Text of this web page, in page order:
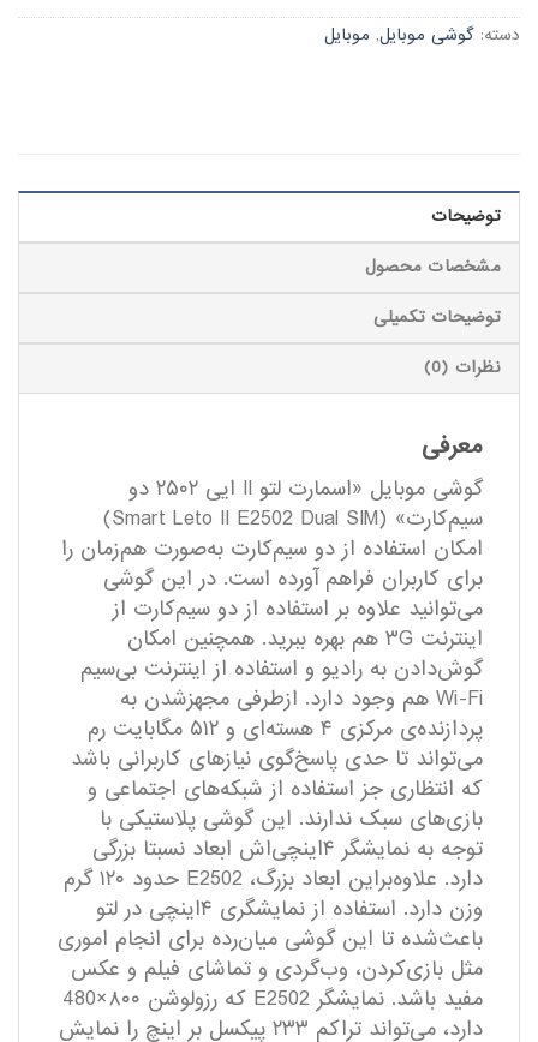
دسته: گوشی موبایل, موبایل
توضیحات
مشخصات محصول
توضیحات تکمیلی
نظرات (0)
معرفی
گوشی موبایل «اسمارت لتو II ایی ۲۵۰۲ دو
سیم‌کارت» (Smart Leto II E2502 Dual SIM)
امکان استفاده از دو سیم‌کارت به‌صورت هم‌زمان را
برای کاربران فراهم آورده است. در این گوشی
می‌توانید علاوه بر استفاده از دو سیم‌کارت از
اینترنت ۳G هم بهره ببرید. همچنین امکان
گوش‌دادن به رادیو و استفاده از اینترنت بی‌سیم
Wi-Fi هم وجود دارد. ازطرفی مجهزشدن به
پردازنده‌ی مرکزی ۴ هسته‌ای و ۵۱۲ مگابایت رم
می‌تواند تا حدی پاسخ‌گوی نیاز‌های کاربرانی باشد
که انتظاری جز استفاده از شبکه‌های اجتماعی و
بازی‌های سبک ندارند. این گوشی پلاستیکی با
توجه به نمایشگر ۴اینچی‌اش ابعاد نسبتا بزرگی
دارد. علاوه‌براین ابعاد بزرگ، E2502 حدود ۱۲۰ گرم
وزن دارد. استفاده از نمایشگری ۴اینچی در لتو
باعث‌شده تا این گوشی میان‌‌رده برای انجام اموری
مثل بازی‌کردن، وب‌گردی و تماشای فیلم و عکس
مفید باشد. نمایشگر E2502 که رزولوشن ۸۰۰×480
دارد، می‌تواند تراکم ۲۳۳ پیکسل بر اینچ را نمایش